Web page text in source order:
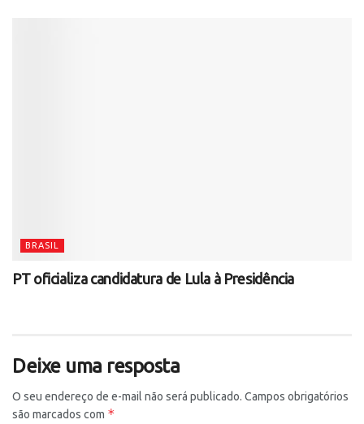
BRASIL
PT oficializa candidatura de Lula à Presidência
Deixe uma resposta
O seu endereço de e-mail não será publicado. Campos obrigatórios
são marcados com *